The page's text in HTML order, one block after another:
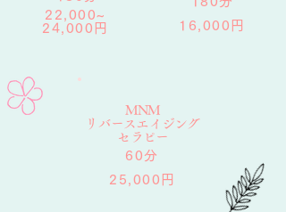
22,000~
24,000円
16,000円
MNM
リバースエイジング
​セラピー
60分
25,000円